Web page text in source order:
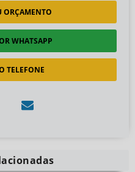
ORÇAMENTO
WHATSAPP
TELEFONE